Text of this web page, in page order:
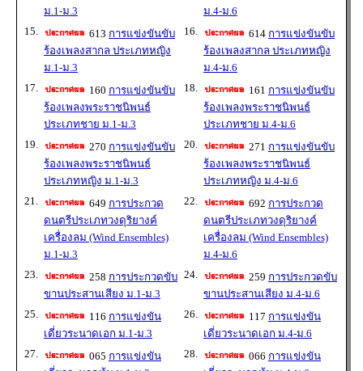
ม.1-ม.3
ม.4-ม.6
15.
613 การแข่งขันขับ
ร้องเพลงสากล ประเภทหญิง
ม.1-ม.3
16. 614 การแข่งขันขับ
ร้องเพลงสากล ประเภทหญิง
ม.4-ม.6
17.
160 การแข่งขันขับ
ร้องเพลงพระราชนิพนธ์
ประเภทชาย ม.1-ม.3
18. 161 การแข่งขันขับ
ร้องเพลงพระราชนิพนธ์
ประเภทชาย ม.4-ม.6
19.
270 การแข่งขันขับ
ร้องเพลงพระราชนิพนธ์
ประเภทหญิง ม.1-ม.3
20. 271 การแข่งขันขับ
ร้องเพลงพระราชนิพนธ์
ประเภทหญิง ม.4-ม.6
21.
649 การประกวด
ดนตรีประเภทวงดุริยางค์
เครื่องลม (Wind Ensembles)
ม.1-ม.3
22. 692 การประกวด
ดนตรีประเภทวงดุริยางค์
เครื่องลม (Wind Ensembles)
ม.4-ม.6
23.
258 การประกวดขับ
ขานประสานเสียง ม.1-ม.3
24. 259 การประกวดขับ
ขานประสานเสียง ม.4-ม.6
25.
116 การแข่งขัน
เดี่ยวระนาดเอก ม.1-ม.3
26. 117 การแข่งขัน
เดี่ยวระนาดเอก ม.4-ม.6
27.
065 การแข่งขัน
28. 066 การแข่งขัน